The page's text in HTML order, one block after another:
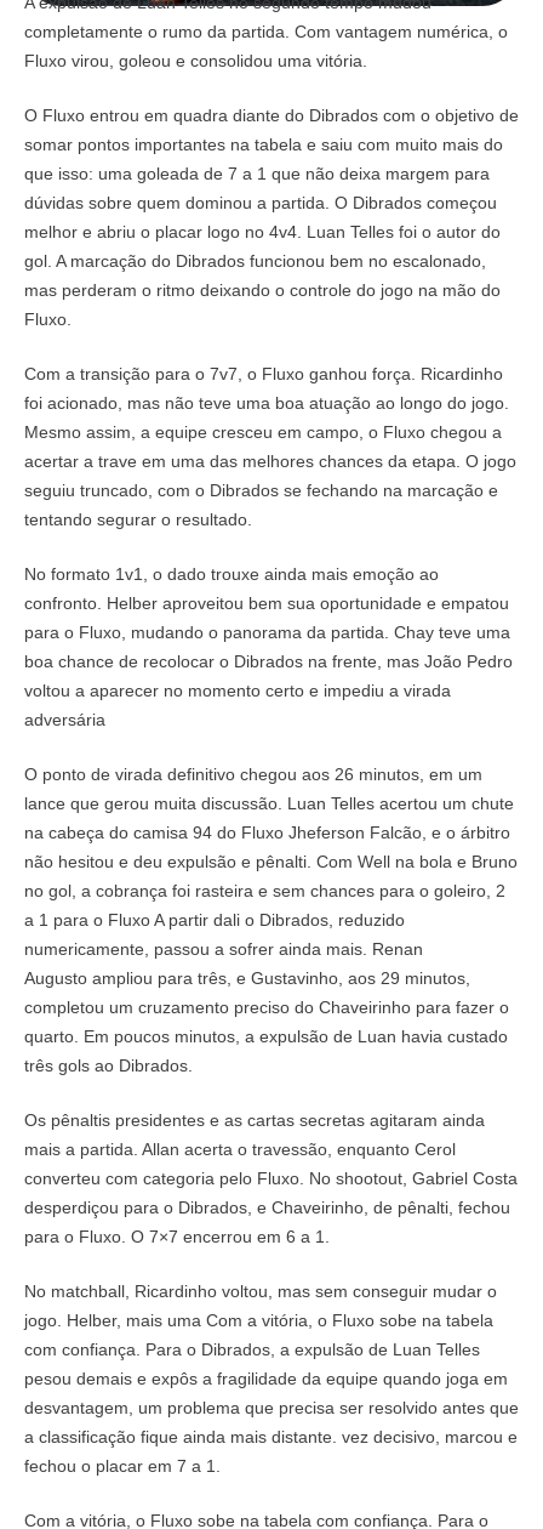
completamente o rumo da partida. Com vantagem numérica, o
Fluxo virou, goleou e consolidou uma vitória.
O Fluxo entrou em quadra diante do Dibrados com o objetivo de
somar pontos importantes na tabela e saiu com muito mais do
que isso: uma goleada de 7 a 1 que não deixa margem para
dúvidas sobre quem dominou a partida. O Dibrados começou
melhor e abriu o placar logo no 4v4. Luan Telles foi o autor do
gol. A marcação do Dibrados funcionou bem no escalonado,
mas perderam o ritmo deixando o controle do jogo na mão do
Fluxo.
Com a transição para o 7v7, o Fluxo ganhou força. Ricardinho
foi acionado, mas não teve uma boa atuação ao longo do jogo.
Mesmo assim, a equipe cresceu em campo, o Fluxo chegou a
acertar a trave em uma das melhores chances da etapa. O jogo
seguiu truncado, com o Dibrados se fechando na marcação e
tentando segurar o resultado.
No formato 1v1, o dado trouxe ainda mais emoção ao
confronto. Helber aproveitou bem sua oportunidade e empatou
para o Fluxo, mudando o panorama da partida. Chay teve uma
boa chance de recolocar o Dibrados na frente, mas João Pedro
voltou a aparecer no momento certo e impediu a virada
adversária
O ponto de virada definitivo chegou aos 26 minutos, em um
lance que gerou muita discussão. Luan Telles acertou um chute
na cabeça do camisa 94 do Fluxo Jheferson Falcão, e o árbitro
não hesitou e deu expulsão e pênalti. Com Well na bola e Bruno
no gol, a cobrança foi rasteira e sem chances para o goleiro, 2
a 1 para o Fluxo A partir dali o Dibrados, reduzido
numericamente, passou a sofrer ainda mais. Renan
Augusto ampliou para três, e Gustavinho, aos 29 minutos,
completou um cruzamento preciso do Chaveirinho para fazer o
quarto. Em poucos minutos, a expulsão de Luan havia custado
três gols ao Dibrados.
Os pênaltis presidentes e as cartas secretas agitaram ainda
mais a partida. Allan acerta o travessão, enquanto Cerol
converteu com categoria pelo Fluxo. No shootout, Gabriel Costa
desperdiçou para o Dibrados, e Chaveirinho, de pênalti, fechou
para o Fluxo. O 7×7 encerrou em 6 a 1.
No matchball, Ricardinho voltou, mas sem conseguir mudar o
jogo. Helber, mais uma Com a vitória, o Fluxo sobe na tabela
com confiança. Para o Dibrados, a expulsão de Luan Telles
pesou demais e expôs a fragilidade da equipe quando joga em
desvantagem, um problema que precisa ser resolvido antes que
a classificação fique ainda mais distante. vez decisivo, marcou e
fechou o placar em 7 a 1.
Com a vitória, o Fluxo sobe na tabela com confiança. Para o